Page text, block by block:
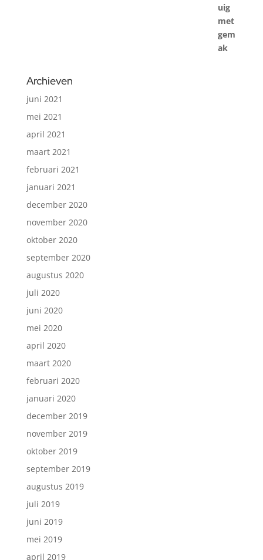
Archieven
juni 2021
mei 2021
april 2021
maart 2021
februari 2021
januari 2021
december 2020
november 2020
oktober 2020
september 2020
augustus 2020
juli 2020
juni 2020
mei 2020
april 2020
maart 2020
februari 2020
januari 2020
december 2019
november 2019
oktober 2019
september 2019
augustus 2019
juli 2019
juni 2019
mei 2019
april 2019